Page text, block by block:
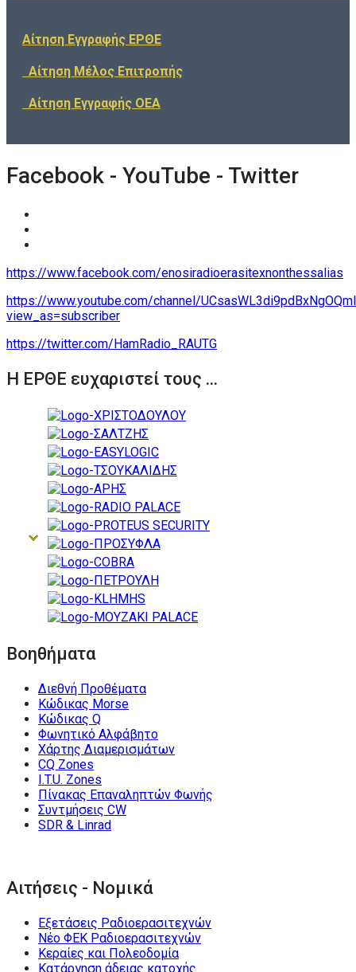
Αίτηση Εγγραφής ΕΡΘΕ
Αίτηση Μέλος Επιτροπής
Αίτηση Εγγραφής ΟΕΑ
Facebook - YouTube - Twitter
https://www.facebook.com/enosiradioerasitexnonthessalias
https://www.youtube.com/channel/
view_as=subscriber
https://twitter.com/HamRadio_RAUTG
Η ΕΡΘΕ ευχαριστεί τους ...
Βοηθήματα
Διεθνή Προθέματα
Κώδικας Morse
Κώδικας Q
Φωνητικό Αλφάβητο
Χάρτης Διαμερισμάτων
CQ Zones
I.T.U. Zones
Πίνακας Επαναληπτών Φωνής
Συντμήσεις CW
SDR & Linrad
Αιτήσεις - Νομικά
Εξετάσεις Ραδιοερασιτεχνών
Νέο ΦΕΚ Ραδιοερασιτεχνών
Κεραίες και Πολεοδομία
Κατάργηση άδειας κατοχής